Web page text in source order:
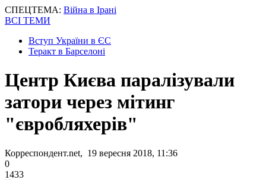
СПЕЦТЕМА: Війна в Ірані
ВСІ ТЕМИ
Вступ України в ЄС
Теракт в Барселоні
Центр Києва паралізували
затори через мітинг
"євробляхерів"
Корреспондент.net, 19 вересня 2018, 11:36
0
1433